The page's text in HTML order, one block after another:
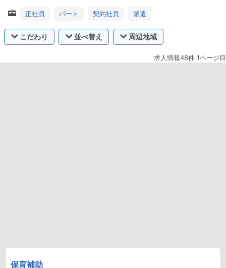
正社員 パート 契約社員 派遣
こだわり 並べ替え 周辺地域
求人情報48件 1ページ目
保育補助